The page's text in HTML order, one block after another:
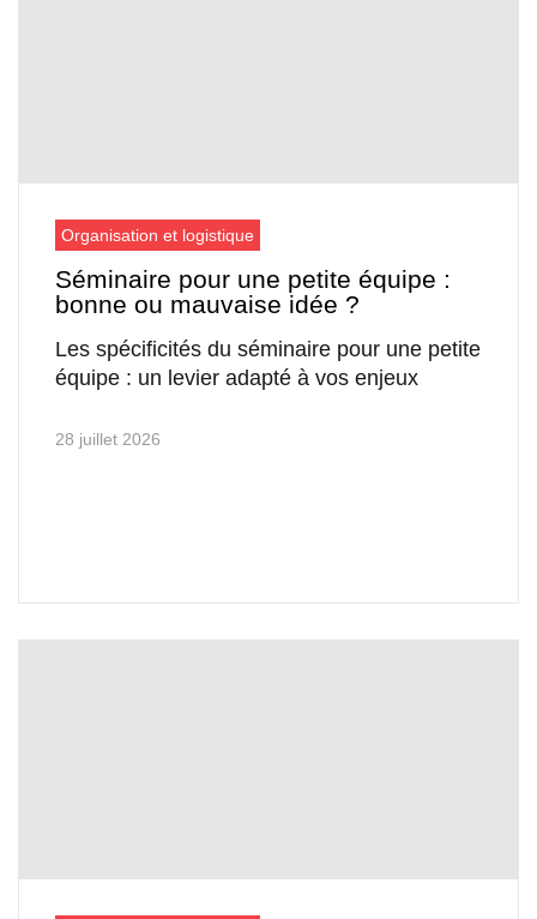
Organisation et logistique
Séminaire pour une petite équipe :
bonne ou mauvaise idée ?
Les spécificités du séminaire pour une petite
équipe : un levier adapté à vos enjeux
28 juillet 2026